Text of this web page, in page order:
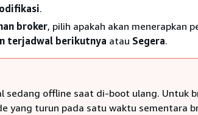
.
broker, pilih apakah akan menerapkan
terjadwal berikutnya atau Segera.
sedang offline saat di-boot ulang. Untuk
yang turun pada satu waktu sementara